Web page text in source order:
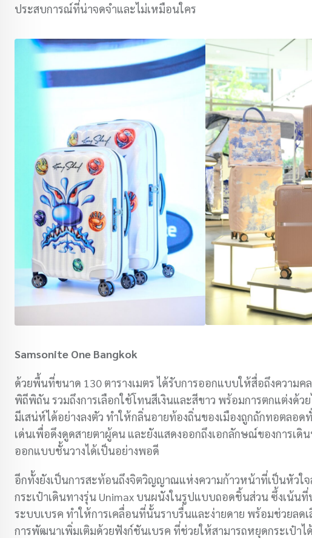
ประสบการณ์ที่น่าจดจำและไม่เหมือนใคร
Samsonite One Bangkok
ด้วยพื้นที่ขนาด 130 ตารางเมตร ได้รับการออกแบบให้สื่อถึงความค
พิถีพิถัน รวมถึงการเลือกใช้โทนสีเงินและสีขาว พร้อมการตกแต่งด้
มีเสน่ห์ได้อย่างลงตัว ทำให้กลิ่นอายท้องถิ่นของเมืองถูกถักทอตลอ
เด่นเพื่อดึงดูดสายตาผู้คน และยังแสดงออกถึงเอกลักษณ์ของการเ
ออกแบบชั้นวางได้เป็นอย่างพอดี
อีกทั้งยังเป็นการสะท้อนถึงจิตวิญญาณแห่งความก้าวหน้าที่เป็นหัวใ
กระเป๋าเดินทางรุ่น Unimax บนผนังในรูปแบบถอดชิ้นส่วน ซึ้งเน้น
ระบบเบรค ทำให้การเคลื่อนที่นั้นราบรื่นและง่ายดาย พร้อมช่วยลดเ
การพัฒนาเพิ่มเติมด้วยฟังก์ชันเบรค ที่ช่วยให้สามารถหยุดกระเป๋าไ